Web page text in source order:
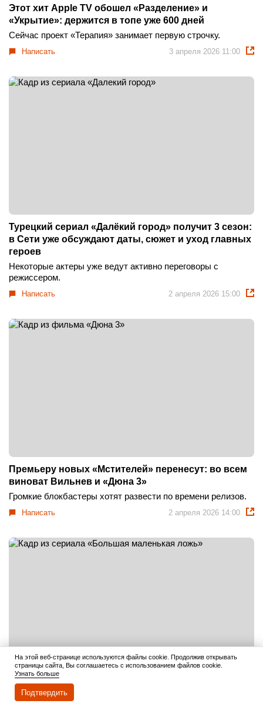
Этот хит Apple TV обошел «Разделение» и
«Укрытие»: держится в топе уже 600 дней
Сейчас проект «Терапия» занимает первую строчку.
Написать 3 апреля 2026 11:00
Турецкий сериал «Далёкий город» получит 3 сезон:
в Сети уже обсуждают даты, сюжет и уход главных
героев
Некоторые актеры уже ведут активно переговоры с
режиссером.
Написать 2 апреля 2026 15:00
Премьеру новых «Мстителей» перенесут: во всем
виноват Вильнев и «Дюна 3»
Громкие блокбастеры хотят развести по времени релизов.
Написать 2 апреля 2026 14:00
О скандальном Эпштейне снимут сериал: кого
сыграет звезда «Большой маленькой лжи»
На этой веб-странице используются файлы cookie. Продолжив открывать
страницы сайта, Вы соглашаетесь с использованием файлов cookie.
Узнать больше
Подтвердить